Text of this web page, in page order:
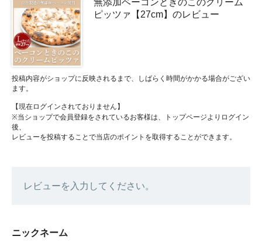
無添加ベーコンときのこのクリーム
ピッツァ【27cm】のレビュー
投稿内容がショップに反映されるまで、しばらく時間がかかる場合がござい
ます。
【現在ログインされておりません】
※当ショップで会員登録をされているお客様は、トップページよりログイン
後、
レビューを投稿することで当店のポイントを取得することができます。
レビューを入力してください。
ニックネーム